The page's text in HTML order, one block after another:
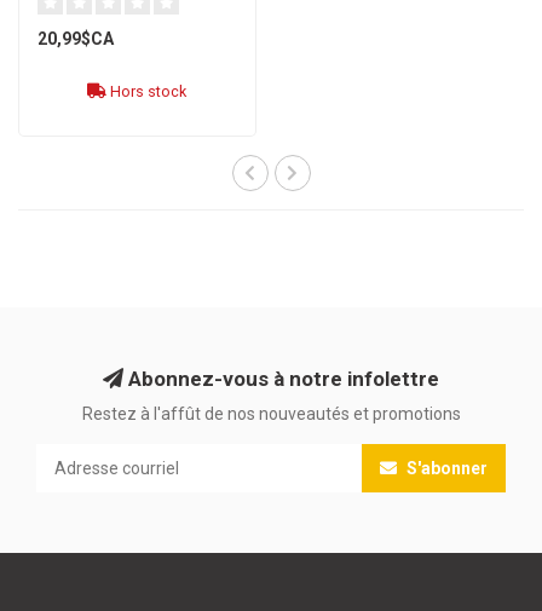
20,99$CA
Hors stock
Abonnez-vous à notre infolettre
Restez à l'affût de nos nouveautés et promotions
S'abonner